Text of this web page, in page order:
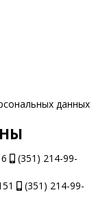
данных
(351) 214-99-
(351) 214-99-